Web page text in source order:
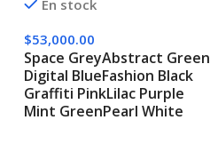
En stock
$53,000.00
Space GreyAbstract Green
Digital BlueFashion Black
Graffiti PinkLilac Purple
Mint GreenPearl White